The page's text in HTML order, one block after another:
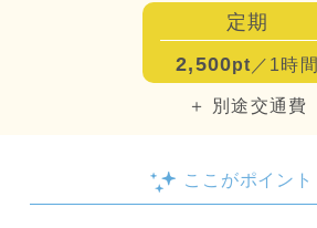
定期
2,500pt ／1時間
＋ 別途交通費
ここがポイント